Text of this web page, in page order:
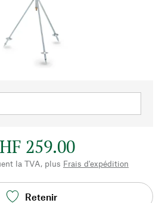
259.00
la TVA, plus Frais d'expédition
Retenir